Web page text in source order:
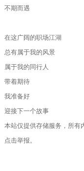
不期而遇
在这广阔的职场江湖
总有属于我的风景
属于我的同行人
带着期待
我准备好
迎接下一个故事
本站仅提供存储服务，所有
点击举报。